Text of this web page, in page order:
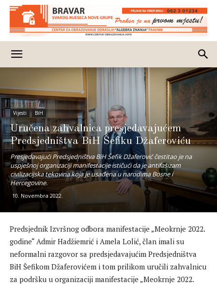
Vijesti BiH
Uručena zahvalnica presjedavajućem
Predsjedništva BiH Šefiku Džaferoviću
Presjedavajući Predsjedništva BiH Šefik Džaferović čestitao je na
uspješnoj organizaciji manifestacije ističući da je antifašizam
civilizacijska tekovina koja je usađena u narodima Bosne i
Hercegovine.
10. Novembra 2022.
Predsjednik Izvršnog odbora manifestacije „Meokrnje 2022.
godine“ Admir Hadžiemrić i Amela Lolić, član imali su
neformalni razgovor sa predsjedavajućim Predsjedništva
BiH Šefikom Džaferovićem i tom prilikom uručili zahvalnicu
za podršku u organizaciji manifestacije „Meokrnje 2022.